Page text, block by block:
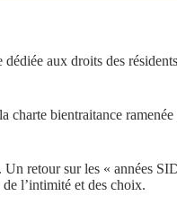
aux droits des
bientraitance
Un retour sur les « années
l’intimité et des choix.